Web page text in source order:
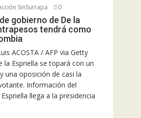
SinSurrapa 0
gobierno de De la
tendrá como
ACOSTA / AFP via Getty
la Espriella se topará con un
una oposición de casi la
Información del
llega a la presidencia